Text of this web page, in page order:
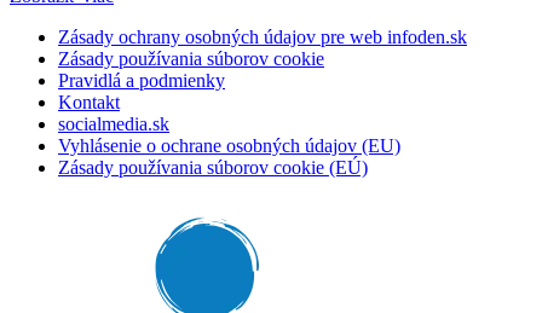
Zásady ochrany osobných údajov pre web infoden.sk
Zásady používania súborov cookie
Pravidlá a podmienky
Kontakt
socialmedia.sk
Vyhlásenie o ochrane osobných údajov (EU)
Zásady používania súborov cookie (EÚ)